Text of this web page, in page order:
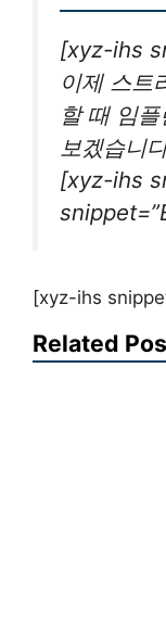
[xyz-ihs
이제 스트
할 때 임
보겠습니
[xyz-ihs
[xyz-ihs
Related